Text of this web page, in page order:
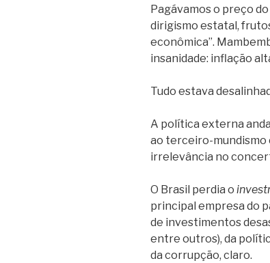
Pagávamos o preço
dirigismo estatal,
econômica”.
insanidade: inflação
Tudo estava
A política externa
ao terceiro-mundismo
irrelevância no
O Brasil perdia o
principal empresa do
de investimentos
entre outros), da
da corrupção, claro.